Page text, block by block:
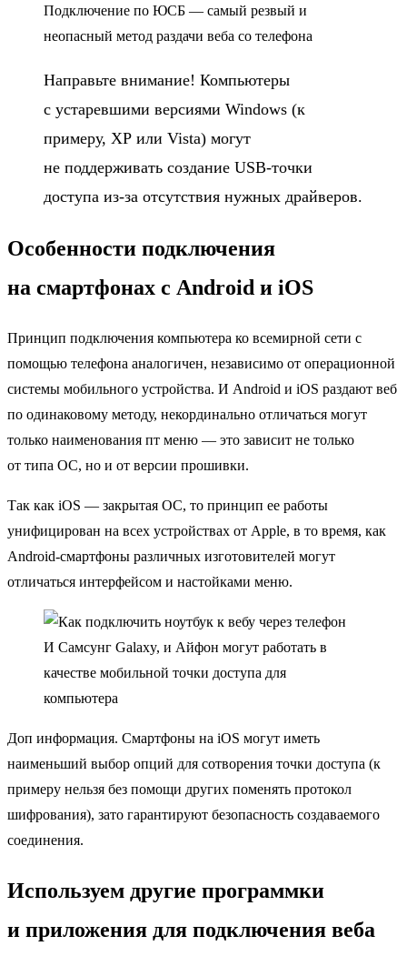
Подключение по ЮСБ — самый резвый и
неопасный метод раздачи веба со телефона
Направьте внимание! Компьютеры
с устаревшими версиями Windows (к
примеру, ХР или Vista) могут
не поддерживать создание USB-точки
доступа из-за отсутствия нужных драйверов.
Особенности подключения
на смартфонах с Android и iOS
Принцип подключения компьютера ко всемирной сети с
помощью телефона аналогичен, независимо от операционной
системы мобильного устройства. И Android и iOS раздают веб
по одинаковому методу, некординально отличаться могут
только наименования пт меню — это зависит не только
от типа ОС, но и от версии прошивки.
Так как iOS — закрытая ОС, то принцип ее работы
унифицирован на всех устройствах от Apple, в то время, как
Android-смартфоны различных изготовителей могут
отличаться интерфейсом и настойками меню.
И Самсунг Galaxy, и Айфон могут работать в
качестве мобильной точки доступа для
компьютера
Доп информация. Смартфоны на iOS могут иметь
наименьший выбор опций для сотворения точки доступа (к
примеру нельзя без помощи других поменять протокол
шифрования), зато гарантируют безопасность создаваемого
соединения.
Используем другие программки
и приложения для подключения веба